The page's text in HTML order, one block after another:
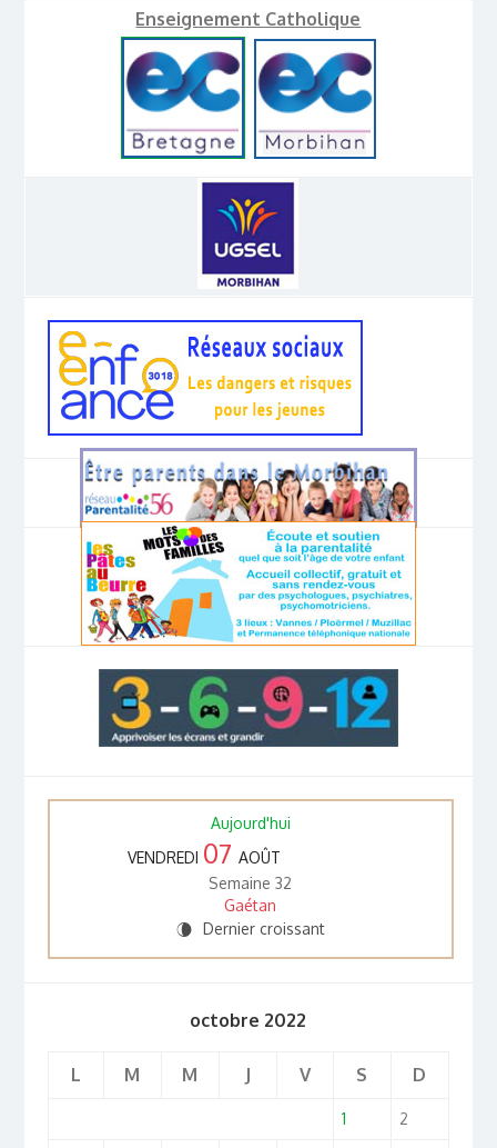
Enseignement Catholique
Aujourd'hui
VENDREDI 07 AOÛT
Semaine 32
Gaétan
V Dernier croissant
octobre 2022
L M M J V S D
1 2